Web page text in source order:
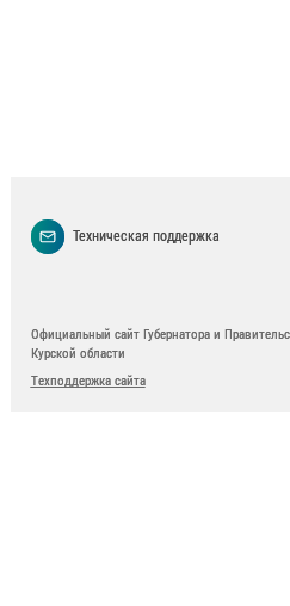
Техническая поддержка
Официальный сайт Губернатора и
Курской области
Техподдержка сайта